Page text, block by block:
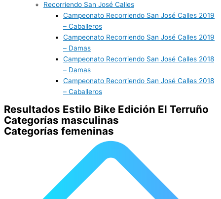
Recorriendo San José Calles
Campeonato Recorriendo San José Calles 2019
– Caballeros
Campeonato Recorriendo San José Calles 2019
– Damas
Campeonato Recorriendo San José Calles 2018
– Damas
Campeonato Recorriendo San José Calles 2018
– Caballeros
Resultados Estilo Bike Edición El Terruño
Categorías masculinas
Categorías femeninas